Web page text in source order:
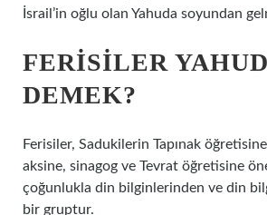
İsrail’in oğlu olan Yahuda soyundan
FERISILER
DEMEK?
Ferisiler, Sadukilerin Tapınak
aksine, sinagog ve Tevrat öğretisine
çoğunlukla din bilginlerinden ve din
bir gruptur.